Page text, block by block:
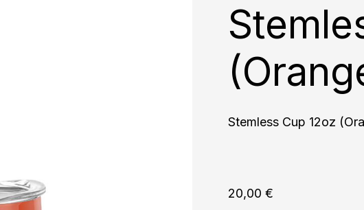
Stemless Cup 12oz
20,00€